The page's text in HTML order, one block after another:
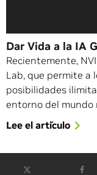
Dar Vida a la IA
Recientemente,
Lab, que permite a
posibilidades
entorno del mundo
Lee el artículo